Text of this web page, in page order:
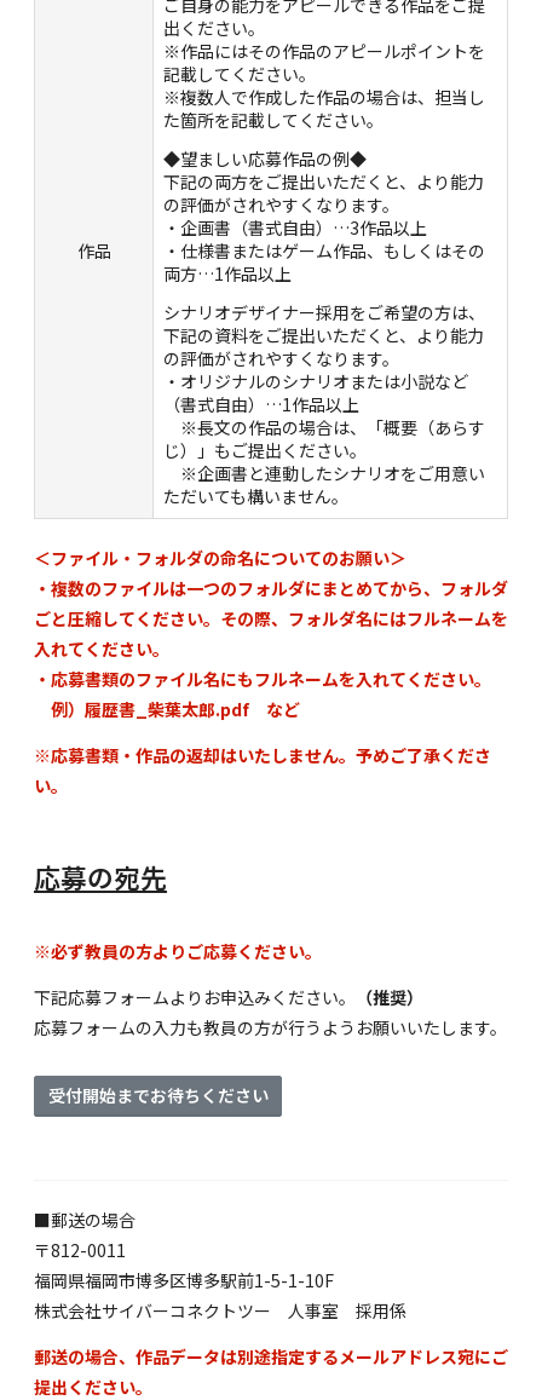
作品
出ください。
※作品にはその作品のアピールポイントを
記載してください。
※複数人で作成した作品の場合は、担当し
た箇所を記載してください。
◆望ましい応募作品の例◆
下記の両方をご提出いただくと、より能力
の評価がされやすくなります。
・企画書（書式自由）…3作品以上
・仕様書またはゲーム作品、もしくはその
両方…1作品以上
シナリオデザイナー採用をご希望の方は、
下記の資料をご提出いただくと、より能力
の評価がされやすくなります。
・オリジナルのシナリオまたは小説など
（書式自由）…1作品以上
※長文の作品の場合は、「概要（あらす
じ）」もご提出ください。
※企画書と連動したシナリオをご用意い
ただいても構いません。
＜ファイル・フォルダの命名についてのお願い＞
・複数のファイルは一つのフォルダにまとめてから、フォルダ
ごと圧縮してください。その際、フォルダ名にはフルネームを
入れてください。
・応募書類のファイル名にもフルネームを入れてください。
例）履歴書_柴葉太郎.pdf など
※応募書類・作品の返却はいたしません。予めご了承くださ
い。
応募の宛先
※必ず教員の方よりご応募ください。
下記応募フォームよりお申込みください。
（推奨）
応募フォームの入力も教員の方が行うようお願いいたします。
受付開始までお待ちください
■郵送の場合
〒812-0011
福岡県福岡市博多区博多駅前1-5-1-10F
株式会社サイバーコネクトツー 人事室 採用係
郵送の場合、作品データは別途指定するメールアドレス宛にご
提出ください。